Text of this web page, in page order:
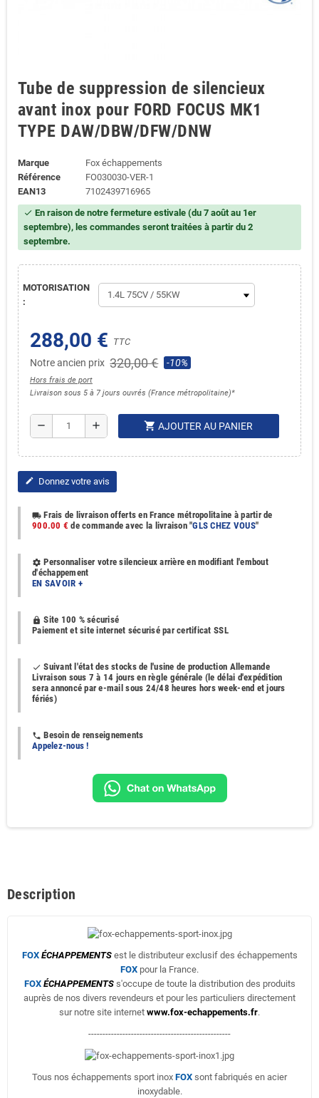
Tube de suppression de silencieux
avant inox pour FORD FOCUS MK1
TYPE DAW/DBW/DFW/DNW
Marque
Fox échappements
Référence
FO030030-VER-1
EAN13
7102439716965
check En raison de notre fermeture estivale (du 7 août au 1er
septembre), les commandes seront traitées à partir du 2
septembre.
MOTORISATION
:
288,00 € TTC
Notre ancien prix 320,00 € -10%
Hors frais de port
Livraison sous 5 à 7 jours ouvrés (France métropolitaine)*
remove add shopping_cart AJOUTER AU PANIER
edit Donnez votre avis
local_shipping Frais de livraison offerts en France métropolitaine à partir de
900.00 € de commande avec la livraison "GLS CHEZ VOUS"
settings Personnaliser votre silencieux arrière en modifiant l'embout
d'échappement
EN SAVOIR +
https Site 100 % sécurisé
Paiement et site internet sécurisé par certificat SSL
done Suivant l'état des stocks de l'usine de production Allemande
Livraison sous 7 à 14 jours en règle générale (le délai d'expédition
sera annoncé par e-mail sous 24/48 heures hors week-end et jours
fériés)
phone Besoin de renseignements
Appelez-nous !
Description
FOX ÉCHAPPEMENTSest le distributeur exclusif des échappements
FOX pour la France.
FOX ÉCHAPPEMENTSs'occupe de toute la distribution des produits
auprès de nos divers revendeurs et pour les particuliers directement
sur notre site internet www.fox-echappements.fr.
--------------------------------------------------
Tous nos échappements sport inox FOX sont fabriqués en acier
inoxydable.